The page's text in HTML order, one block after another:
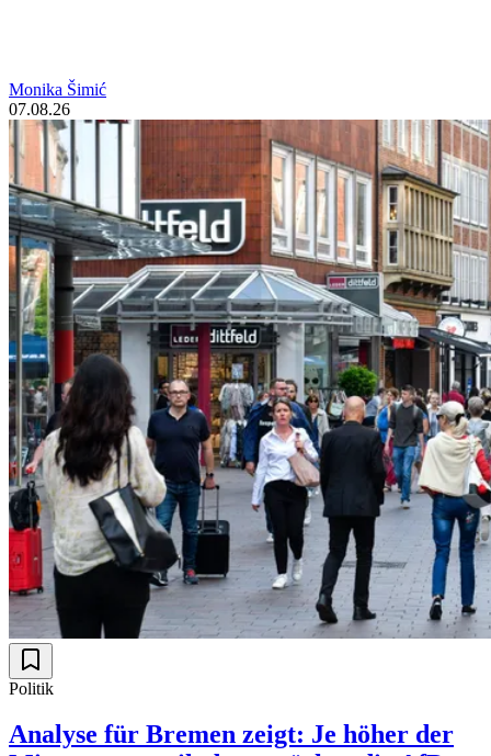
Monika Šimić
07.08.26
Politik
Analyse für Bremen zeigt: Je höher der